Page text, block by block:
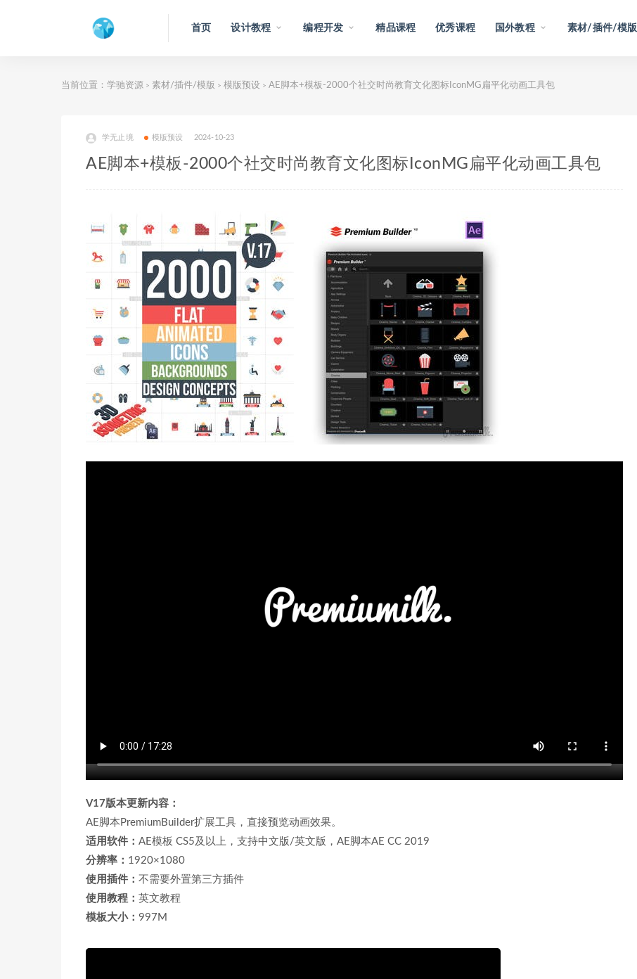
首页 设计教程 编程开发 精品课程 优秀课程 国外教程 素材/插件/模版
当前位置： 学驰资源 > 素材/插件/模版 > 模版预设 > AE脚本+模板-2000个社交时尚教育文化图标IconMG扁平化动画工具包
学无止境 模版预设 2024-10-23
AE脚本+模板-2000个社交时尚教育文化图标IconMG扁平化动画工具包
V17版本更新内容：
AE脚本PremiumBuilder扩展工具，直接预览动画效果。
适用软件： AE模板 CS5及以上，支持中文版/英文版，AE脚本AE CC 2019
分辨率： 1920×1080
使用插件： 不需要外置第三方插件
使用教程： 英文教程
模板大小： 997M